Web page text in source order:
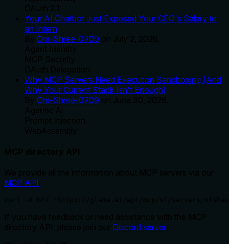
Your AI Chatbot Just Exposed Your CEO's Salary to
an Intern
Om-Shree-0709
Why MCP Servers Need Execution Sandboxing (And
Why Your Current Stack Isn't Enough)
Om-Shree-0709
MCP API
Discord server